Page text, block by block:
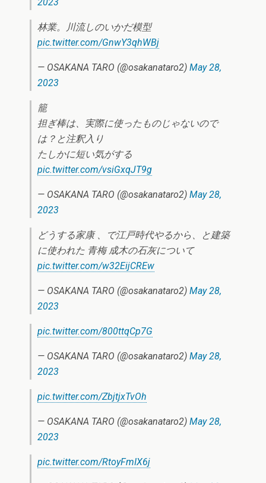
林業。川流しのいかだ模型
pic.twitter.com/GnwY3qhWBj
— OSAKANA TARO (@osakanataro2) May 28,
2023
籠
担ぎ棒は、実際に使ったものじゃないので
は？と注釈入り
たしかに短い気がする
pic.twitter.com/vsiGxqJT9g
— OSAKANA TARO (@osakanataro2) May 28,
2023
どうする家康 、で江戸時代やるから、と建築
に使われた 青梅 成木の石灰について
pic.twitter.com/w32EijCREw
— OSAKANA TARO (@osakanataro2) May 28,
2023
pic.twitter.com/800ttqCp7G
— OSAKANA TARO (@osakanataro2) May 28,
2023
pic.twitter.com/ZbjtjxTvOh
— OSAKANA TARO (@osakanataro2) May 28,
2023
pic.twitter.com/RtoyFmIX6j